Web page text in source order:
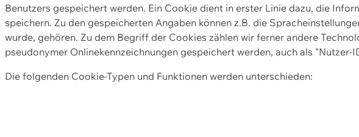
Benutzers gespeichert werden. Ein Cookie dient in erster Linie dazu, die
speichern. Zu den gespeicherten Angaben können z.B. die
wurde, gehören. Zu dem Begriff der Cookies zählen wir ferner andere
pseudonymer Onlinekennzeichnungen gespeichert werden, auch als "Nutzer-
Die folgenden Cookie-Typen und Funktionen werden unterschieden: